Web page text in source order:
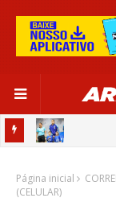
SALVADOR
Página inicial
(CELULAR)